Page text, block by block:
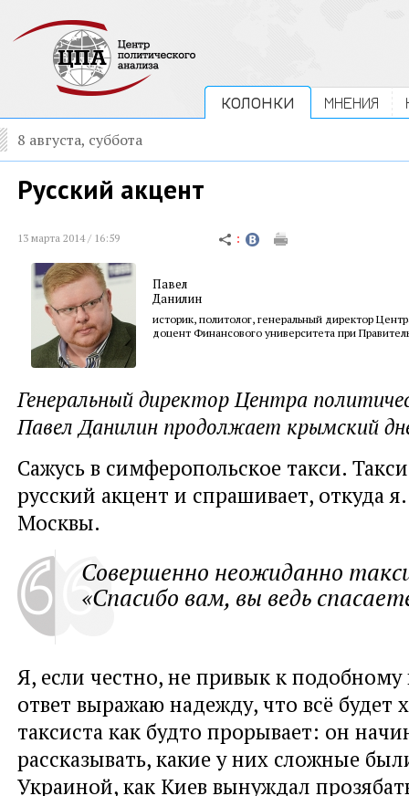
КОЛОНКИ МНЕНИЯ
8 августа, суббота
Русский акцент
13 марта 2014 / 16:59
Павел
Данилин
историк, политолог, генеральный директор
доцент Финансового университета при
Генеральный директор Центра
Павел Данилин продолжает крымский
Сажусь в симферопольское такси.
русский акцент и спрашивает, откуда
Москвы.
Совершенно неожиданно
«Спасибо вам, вы ведь
Я, если честно, не привык к подобному
ответ выражаю надежду, что всё будет
таксиста как будто прорывает: он
рассказывать, какие у них сложные
Украиной, как Киев вынуждал